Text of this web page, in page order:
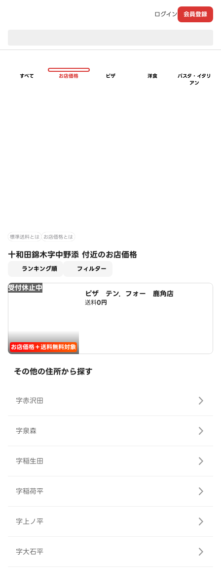
ログイン 会員登録
すべて お店価格 ピザ 洋食
パスタ・イタリ
アン
標準送料とは お店価格とは
十和田錦木字中野添 付近のお店価格
ランキング順 フィルター
受付休止中
お店価格＋送料無料対象
ピザ テン．フォー 鹿角店
送料0円
その他の住所から探す
字赤沢田
字泉森
字稲生田
字稲荷平
字上ノ平
字大石平